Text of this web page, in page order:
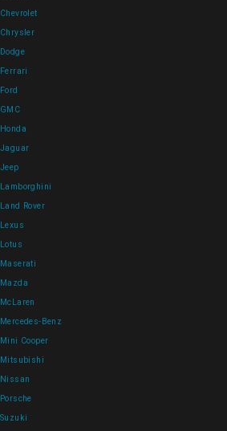
Chevrolet
Chrysler
Dodge
Ferrari
Ford
GMC
Honda
Jaguar
Jeep
Lamborghini
Land Rover
Lexus
Lotus
Maserati
Mazda
McLaren
Mercedes-Benz
Mini Cooper
Mitsubishi
Nissan
Porsche
Suzuki